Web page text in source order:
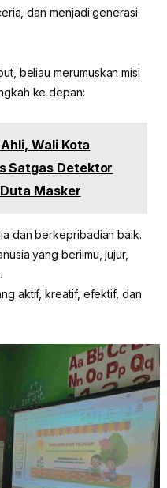
dan menjadi generasi
beliau merumuskan misi
ke depan:
Wali Kota
Satgas Detektor
Masker
dan berkepribadian baik.
yang berilmu, jujur,
aktif, kreatif, efektif, dan